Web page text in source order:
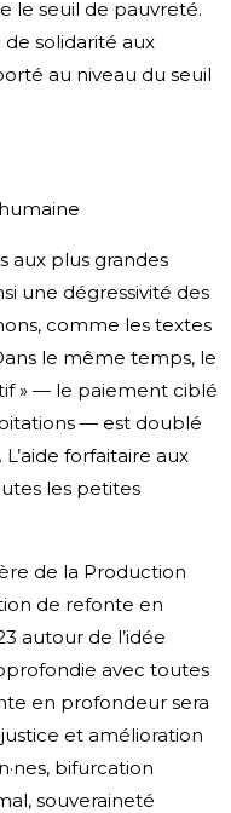
le seuil de pauvreté.
solidarité aux
au niveau du seuil
aux plus grandes
une dégressivité des
comme les textes
le même temps, le
» — le paiement ciblé
— est doublé
forfaitaire aux
les petites
de la Production
de refonte en
autour de l’idée
avec toutes
en profondeur sera
et amélioration
bifurcation
souveraineté